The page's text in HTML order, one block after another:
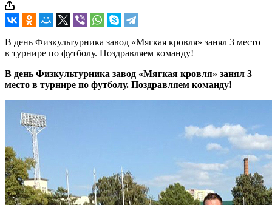
В день Физкультурника завод «Мягкая кровля» занял 3 место
в турнире по футболу. Поздравляем команду!
В день Физкультурника завод «Мягкая кровля» занял 3
место в турнире по футболу. Поздравляем команду!